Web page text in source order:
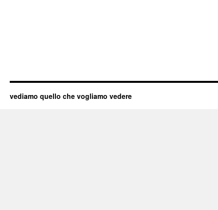
vediamo quello che vogliamo vedere